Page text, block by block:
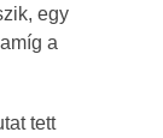
egy
a
tett